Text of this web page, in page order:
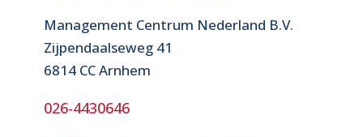
Management Centrum Nederland B.V.
Zijpendaalseweg 41
6814 CC Arnhem
026-4430646